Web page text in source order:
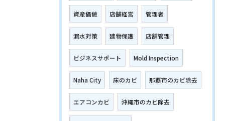
資産価値 店舗経営 管理者
漏水対策 建物保護 店舗管理
ビジネスサポート Mold Inspection
Naha City 床のカビ 那覇市のカビ除去
エアコンカビ 沖縄市のカビ除去